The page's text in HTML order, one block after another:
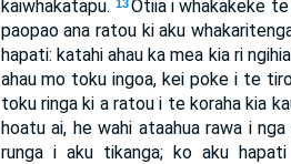
kaiwhakatapu. 13Otiia i whakakeke te
paopao ana ratou ki aku
hapati: katahi ahau ka mea kia ri
ahau mo toku ingoa, kei poke i te
toku ringa ki a ratou i te koraha kia
hoatu ai, he wahi ataahua rawa i
runga i aku tikanga; ko aku